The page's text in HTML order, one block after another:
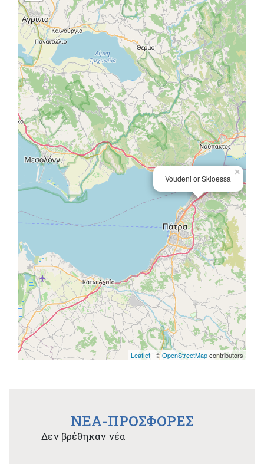
Voudeni or Skioessa
×
Leaflet | ©OpenStreetMapcontributors
NEA-ΠΡΟΣΦΟΡΕΣ
Δεν βρέθηκαν νέα